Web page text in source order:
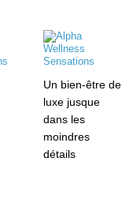
Un bien-être de
luxe jusque
dans les
moindres
détails